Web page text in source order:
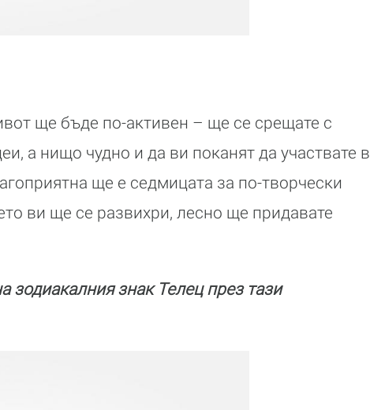
ще бъде по-активен – ще се срещате с
а нищо чудно и да ви поканят да участвате в
ще е седмицата за по-творчески
ви ще се развихри, лесно ще придавате
зодиакалния знак Телец през тази